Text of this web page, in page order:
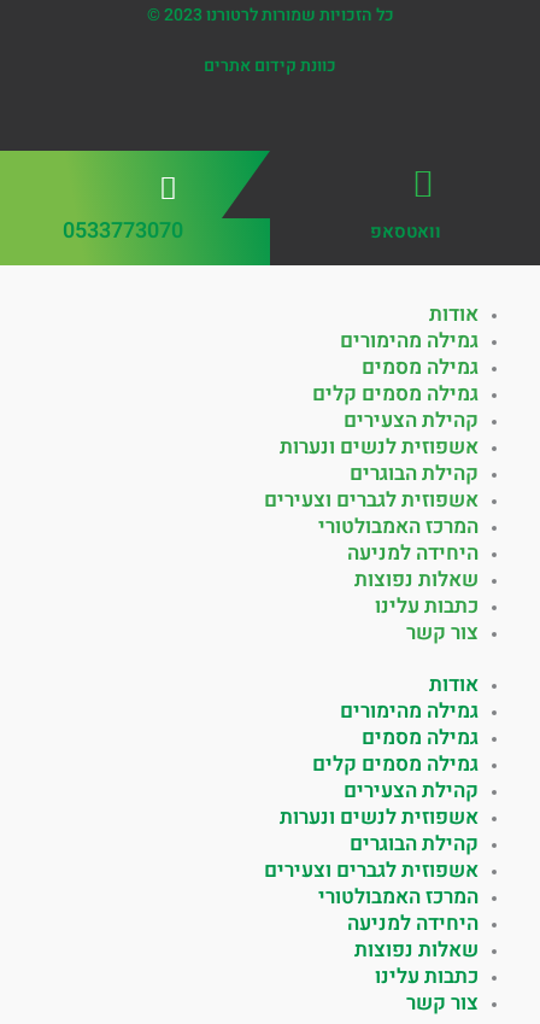
כל הזכויות שמורות לרטורנו 2023 ©
כוונת קידום אתרים
וואטסאפ 0533773070
אודות
גמילה מהימורים
גמילה מסמים
גמילה מסמים קלים
קהילת הצעירים
אשפוזית לנשים ונערות
קהילת הבוגרים
אשפוזית לגברים וצעירים
המרכז האמבולטורי
היחידה למניעה
שאלות נפוצות
כתבות עלינו
צור קשר
אודות
גמילה מהימורים
גמילה מסמים
גמילה מסמים קלים
קהילת הצעירים
אשפוזית לנשים ונערות
קהילת הבוגרים
אשפוזית לגברים וצעירים
המרכז האמבולטורי
היחידה למניעה
שאלות נפוצות
כתבות עלינו
צור קשר